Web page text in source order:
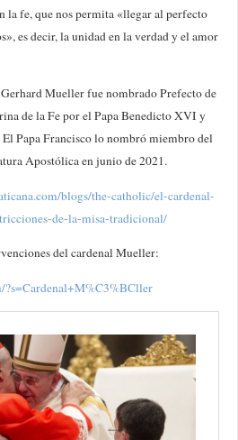
la fe, que nos permita «llegar al perfecto
es decir, la unidad en la verdad y el amor
Mueller fue nombrado Prefecto de
de la Fe por el Papa Benedicto XVI y
Papa Francisco lo nombró miembro del
Apostólica en junio de 2021.
blogs/the-catholic/el-cardenal-
de-la-misa-tradicional/
del cardenal Mueller: